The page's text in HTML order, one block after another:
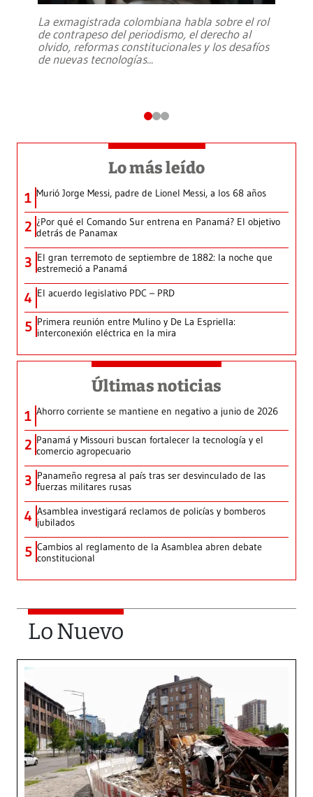
La exmagistrada colombiana habla sobre el rol
de contrapeso del periodismo, el derecho al
olvido, reformas constitucionales y los desafíos
de nuevas tecnologías...
Lo más leído
1 Murió Jorge Messi, padre de Lionel Messi, a los 68 años
2 ¿Por qué el Comando Sur entrena en Panamá? El objetivo
detrás de Panamax
3 El gran terremoto de septiembre de 1882: la noche que
estremeció a Panamá
4 El acuerdo legislativo PDC – PRD
5 Primera reunión entre Mulino y De La Espriella:
interconexión eléctrica en la mira
Últimas noticias
1 Ahorro corriente se mantiene en negativo a junio de 2026
2 Panamá y Missouri buscan fortalecer la tecnología y el
comercio agropecuario
3 Panameño regresa al país tras ser desvinculado de las
fuerzas militares rusas
4 Asamblea investigará reclamos de policías y bomberos
jubilados
5 Cambios al reglamento de la Asamblea abren debate
constitucional
Lo Nuevo